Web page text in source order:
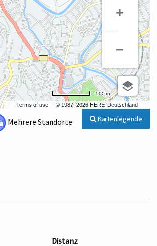
Terms of use © 1987–2026 HERE, Deutschland
500 m
Mehrere Standorte Kartenlegende
Distanz